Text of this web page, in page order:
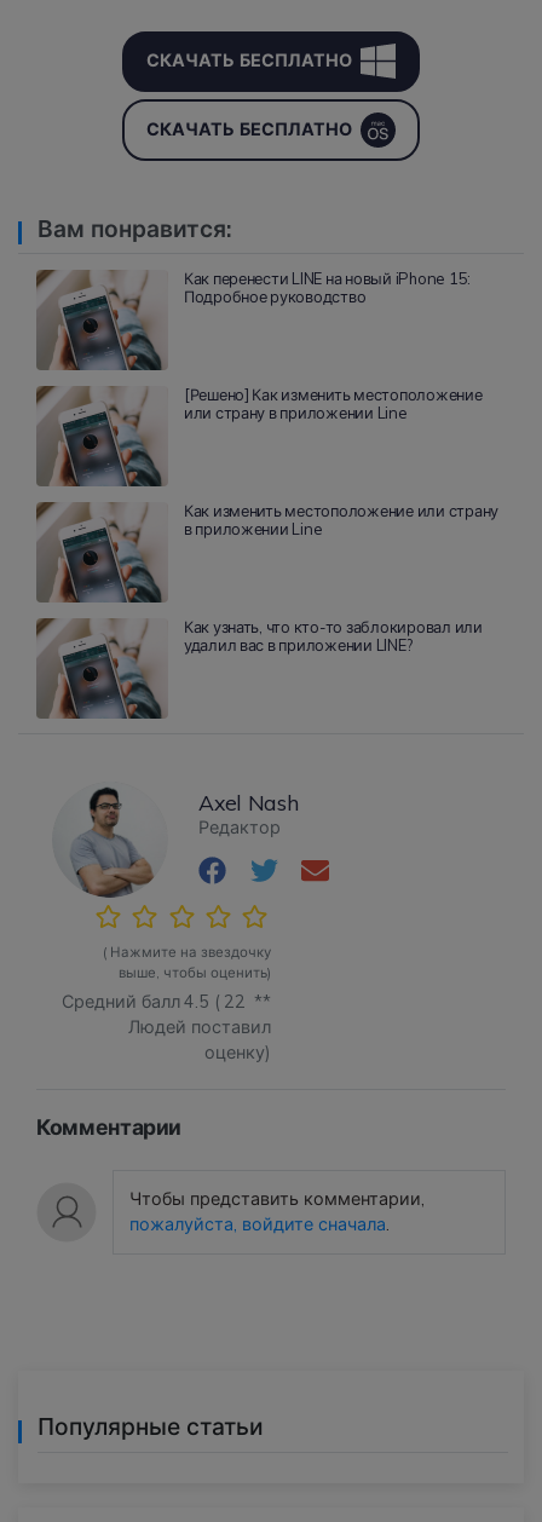
СКАЧАТЬ БЕСПЛАТНО
СКАЧАТЬ БЕСПЛАТНО
Вам понравится:
Как перенести LINE на новый iPhone 15:
Подробное руководство
[Решено] Как изменить местоположение
или страну в приложении Line
Как изменить местоположение или страну
в приложении Line
Как узнать, что кто-то заблокировал или
удалил вас в приложении LINE?
Axel Nash
Редактор
( Нажмите на звездочку
выше, чтобы оценить)
Средний балл4.5 ( 22 **
Людей поставил
оценку)
Комментарии
Чтобы представить комментарии,
пожалуйста, войдите сначала.
Популярные статьи